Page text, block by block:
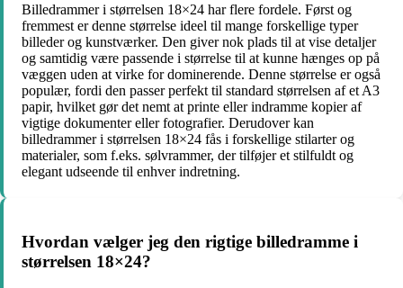
Billedrammer i størrelsen 18×24 har flere fordele. Først og
fremmest er denne størrelse ideel til mange forskellige typer
billeder og kunstværker. Den giver nok plads til at vise detaljer
og samtidig være passende i størrelse til at kunne hænges op på
væggen uden at virke for dominerende. Denne størrelse er også
populær, fordi den passer perfekt til standard størrelsen af et A3
papir, hvilket gør det nemt at printe eller indramme kopier af
vigtige dokumenter eller fotografier. Derudover kan
billedrammer i størrelsen 18×24 fås i forskellige stilarter og
materialer, som f.eks. sølvrammer, der tilføjer et stilfuldt og
elegant udseende til enhver indretning.
Hvordan vælger jeg den rigtige billedramme i
størrelsen 18×24?